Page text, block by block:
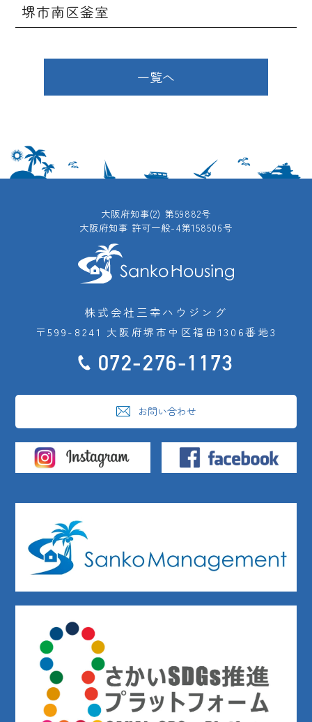
堺市南区釜室
一覧へ
大阪府知事(2) 第59882号
大阪府知事 許可一般-4第158506号
株式会社三幸ハウジング
〒599-8241 大阪府堺市中区福田1306番地3
072-276-1173
お問い合わせ